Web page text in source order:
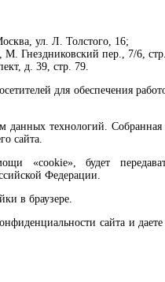
ниже
ул. Л. Толстого, 16;
М. Гнездниковский пер., 7/6,
д. 39, стр. 79.
для обеспечения
данных технологий.
сайта.
«cookie», будет
Федерации.
в браузере.
сайта и